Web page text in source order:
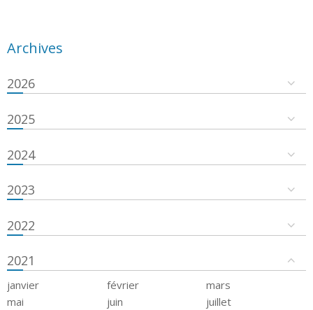
Archives
2026
2025
2024
2023
2022
2021
janvier février
mars
mai
juin
juillet